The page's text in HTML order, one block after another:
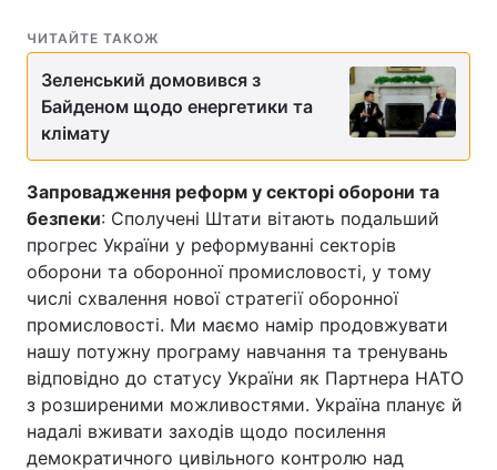
ЧИТАЙТЕ ТАКОЖ
Зеленський домовився з
Байденом щодо енергетики та
клімату
Запровадження реформ у секторі оборони та
безпеки: Сполучені Штати вітають подальший
прогрес України у реформуванні секторів
оборони та оборонної промисловості, у тому
числі схвалення нової стратегії оборонної
промисловості. Ми маємо намір продовжувати
нашу потужну програму навчання та тренувань
відповідно до статусу України як Партнера НАТО
з розширеними можливостями. Україна планує й
надалі вживати заходів щодо посилення
демократичного цивільного контролю над